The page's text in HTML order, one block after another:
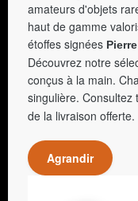
amateurs d'objets
haut de gamme
étoffes signées
Découvrez notre
conçus à la main.
singulière. Consultez
de la livraison offerte.
Agrandir